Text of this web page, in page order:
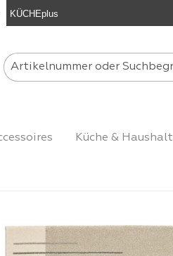
KÜCHEplus
Küche & Haushalt